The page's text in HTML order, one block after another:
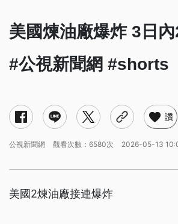
美國煉油廠爆炸 3日內
#公視新聞網 #shorts
讚
公視新聞網 觀看次數：6580次 2026-05-13
美國2煉油廠接連爆炸